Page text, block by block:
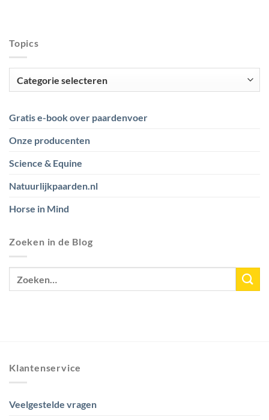
Topics
Gratis e-book over paardenvoer
Onze producenten
Science & Equine
Natuurlijkpaarden.nl
Horse in Mind
Zoeken in de Blog
Klantenservice
Veelgestelde vragen